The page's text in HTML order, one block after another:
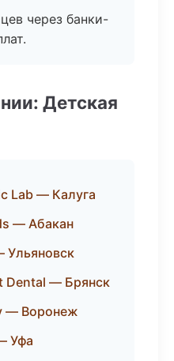
через банки-
Детская
Lab — Калуга
— Абакан
Ульяновск
Dental — Брянск
— Воронеж
Уфа